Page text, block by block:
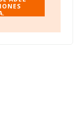
en Calle
Andalucía.
sobre 21.560